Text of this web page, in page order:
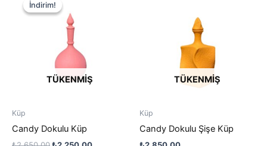
İndirim!
TÜKENMIŞ
İndirim!
Küp
Candy Dokulu Küp
TÜKENMIŞ
Küp
Candy Dokulu Şişe Küp